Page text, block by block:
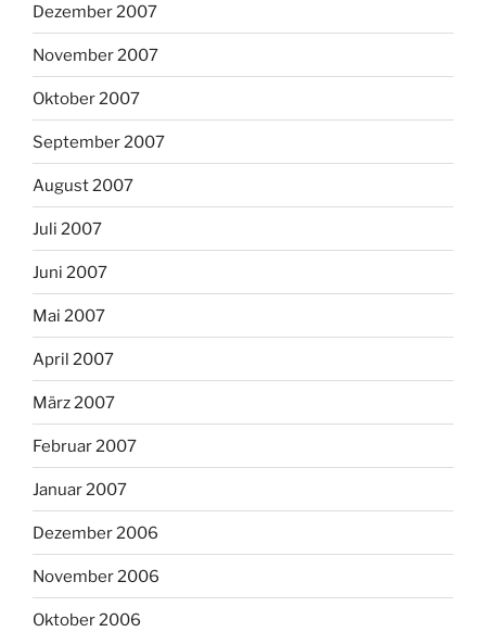
Dezember 2007
November 2007
Oktober 2007
September 2007
August 2007
Juli 2007
Juni 2007
Mai 2007
April 2007
März 2007
Februar 2007
Januar 2007
Dezember 2006
November 2006
Oktober 2006